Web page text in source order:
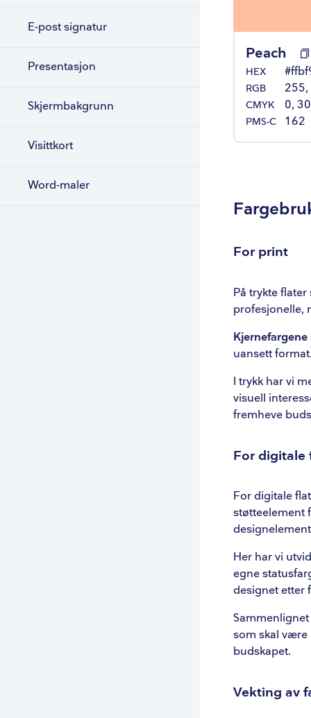
E-post signatur
Presentasjon
Skjermbakgrunn
Visittkort
Word-maler
Peach
HEX
RGB
CMYK 0,
PMS-C 162
For print
På trykte
profesjonelle,
uansett
I trykk har vi
visuell
fremheve
For digitale
For digitale
støtteelement
Her har vi
egne
designet etter
som skal være
budskapet.
Vekting av